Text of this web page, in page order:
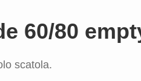
60/80